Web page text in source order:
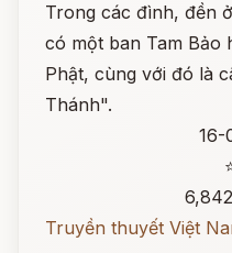
Trong các đình, đền
có một ban Tam Bảo
Phật, cùng với đó là
Thánh".
16-
Truyền thuyết Việt